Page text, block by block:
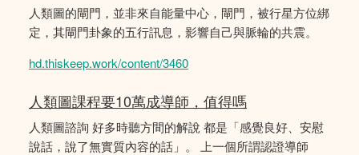
人類圖的閘門，並非來自能量中心，閘門，被行星方位綁
定，其閘門卦象的五行訊息，影響自己與脈輪的共震。
hd.thiskeep.work/content/3460
人類圖課程要10萬成導師，值得嗎
人類圖諮詢 好多時聽方間的解說 都是「感覺良好、安慰
說話，說了無實質內容的話」。 上一個所謂認證導師